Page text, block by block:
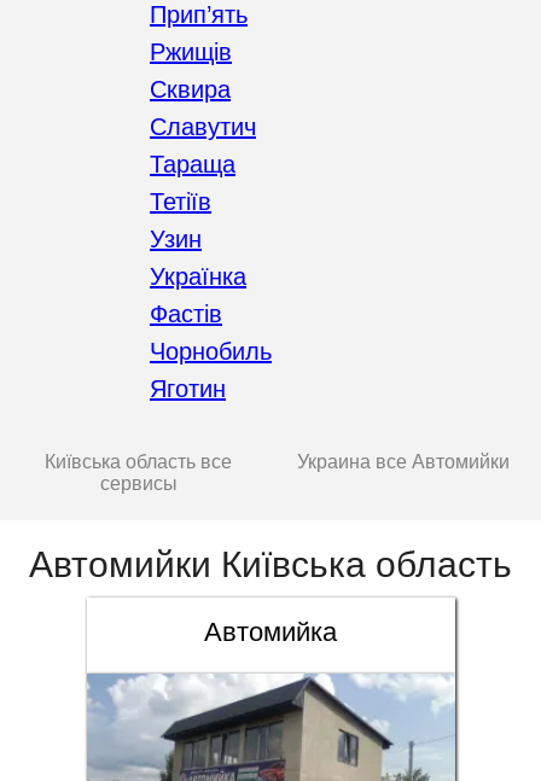
Прип’ять
Ржищів
Сквира
Славутич
Тараща
Тетіїв
Узин
Українка
Фастів
Чорнобиль
Яготин
Київська область все
сервисы
Украина все Автомийки
Автомийки Київська область
Автомийка